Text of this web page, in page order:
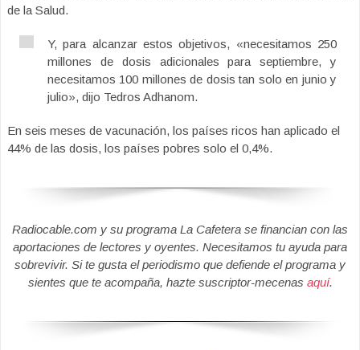
de la Salud.
Y, para alcanzar estos objetivos, «necesitamos 250
millones de dosis adicionales para septiembre, y
necesitamos 100 millones de dosis tan solo en junio y
julio», dijo Tedros Adhanom.
En seis meses de vacunación, los países ricos han aplicado el
44% de las dosis, los países pobres solo el 0,4%.
Radiocable.com y su programa La Cafetera se financian con las
aportaciones de lectores y oyentes. Necesitamos tu ayuda para
sobrevivir. Si te gusta el periodismo que defiende el programa y
sientes que te acompaña, hazte suscriptor-mecenas aquí.